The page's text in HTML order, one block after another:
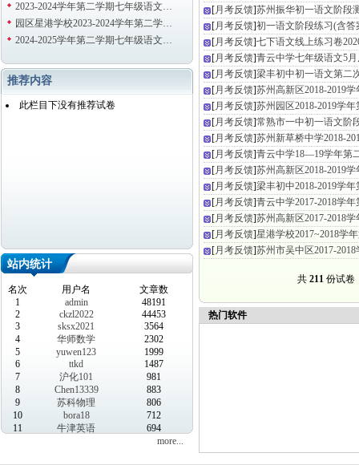
2023-2024学年第二学期七年级语文…
园区星港学校2023-2024学年第二学…
2024-2025学年第二学期七年级语文…
推荐内容
此栏目下没有推荐试卷
站内统计
名次 用户名
文章数
1
admin
48191
2
ckzl2022
44453
3
sksx2021
3564
4
华师数学
2302
5
yuwen123
1999
6
ttkd
1487
7
沪化101
981
8
Chen13339
883
9
苏科物理
806
10
bora18
712
11
牛津英语
694
more...
[月考反馈]苏州振华初一语文阶段
[月考反馈]初一语文阶段练习(含答
[月考反馈]七下语文线上练习卷
[月考反馈]青云中学七年级语文5
[月考反馈]梁丰初中初一语文第二
[月考反馈]苏州高新区2018-2019
[月考反馈]苏州园区2018-2019学
[月考反馈]常熟市一中初一语文阶
[月考反馈]苏州新草桥中学2018-
[月考反馈]青云中学18—19学年第
[月考反馈]苏州高新区2018-2019
[月考反馈]梁丰初中2018-2019学
[月考反馈]青云中学2017-2018学
[月考反馈]苏州高新区2017-2018
[月考反馈]星港学校2017~2018学
[月考反馈]苏州市吴中区2017-
共 211份试
热门软件